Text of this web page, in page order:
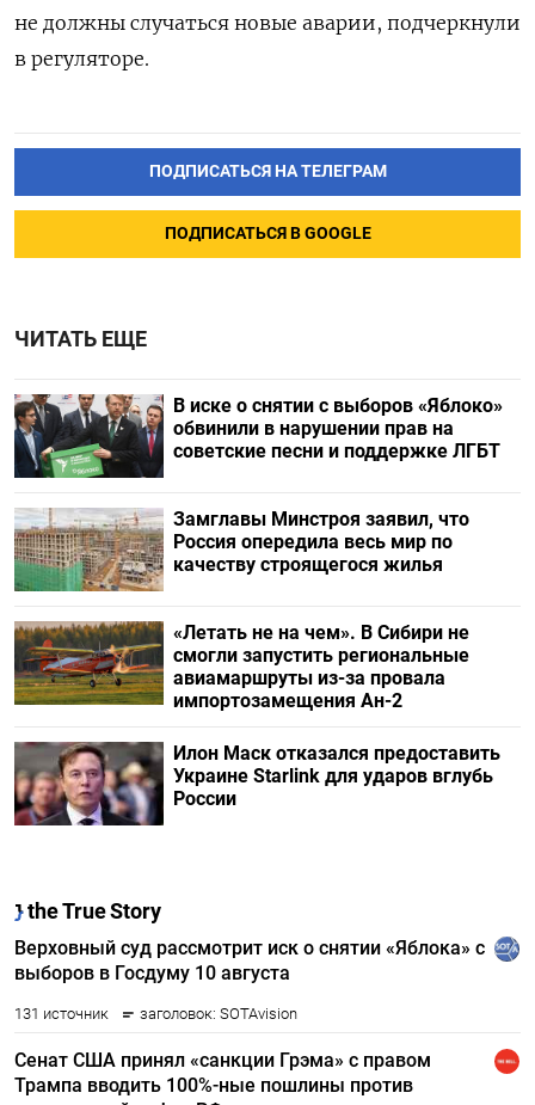
не должны случаться новые аварии, подчеркнули
в регуляторе.
ПОДПИСАТЬСЯ НА ТЕЛЕГРАМ
ПОДПИСАТЬСЯ В GOOGLE
ЧИТАТЬ ЕЩЕ
В иске о снятии с выборов «Яблоко»
обвинили в нарушении прав на
советские песни и поддержке ЛГБТ
Замглавы Минстроя заявил, что
Россия опередила весь мир по
качеству строящегося жилья
«Летать не на чем». В Сибири не
смогли запустить региональные
авиамаршруты из-за провала
импортозамещения Ан-2
Илон Маск отказался предоставить
Украине Starlink для ударов вглубь
России